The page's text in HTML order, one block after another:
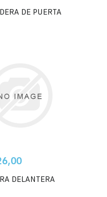
DE PUERTA
DELANTERA